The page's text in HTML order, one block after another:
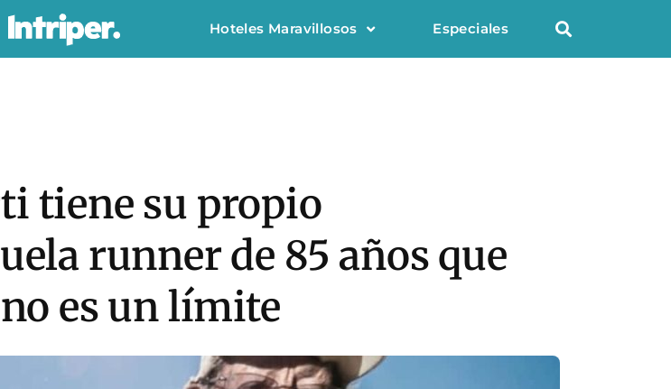
Hoteles Maravillosos Especiales
tiene su propio
runner de 85 años que
es un límite